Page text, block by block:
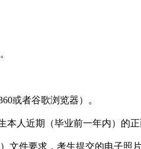
或者谷歌浏览器）。
人近期（毕业前一年内）的正
文件要求，考生提交的电子照